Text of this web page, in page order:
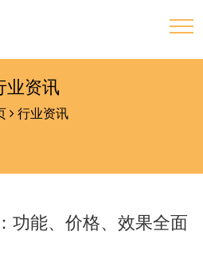
业资讯
行业资讯
功能、价格、效果全面